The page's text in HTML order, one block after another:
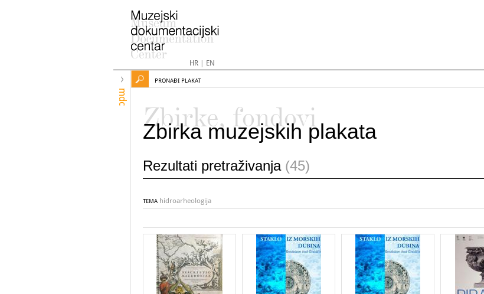
HR| EN
mdc
PRONAĐI PLAKAT
Zbirke, fondovi
Zbirka muzejskih plakata
Rezultati pretraživanja (45)
TEMA hidroarheologija